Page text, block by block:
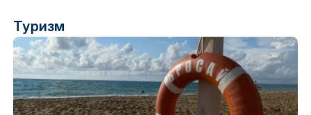
Туризм